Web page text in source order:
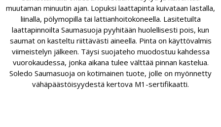
muutaman minuutin ajan. Lopuksi laattapinta kuivataan lastalla,
liinalla, pölymopilla tai lattianhoitokoneella. Lasitetuilta
laattapinnoilta Saumasuoja pyyhitään huolellisesti pois, kun
saumat on kasteltu riittävästi aineella. Pinta on käyttövalmis
viimeistelyn jälkeen. Täysi suojateho muodostuu kahdessa
vuorokaudessa, jonka aikana tulee välttää pinnan kastelua.
Soledo Saumasuoja on kotimainen tuote, jolle on myönnetty
vähäpäästöisyydestä kertova M1-sertifikaatti.